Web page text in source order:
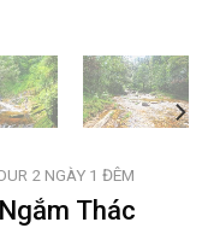
2 NGÀY 1 ĐÊM
Thác